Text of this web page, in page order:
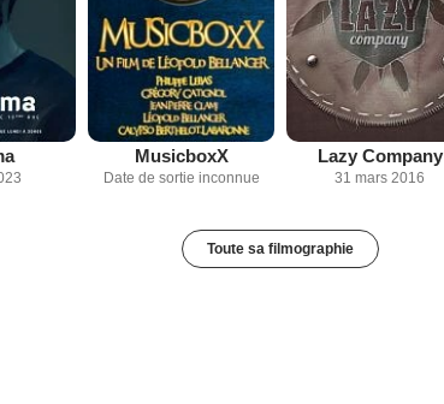
MusicboxX
Date de sortie inconnue
Lazy Company
31 mars 2016
Toute sa filmographie